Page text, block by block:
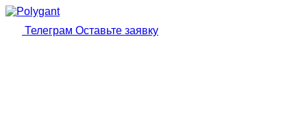
Телеграм Оставьте заявку